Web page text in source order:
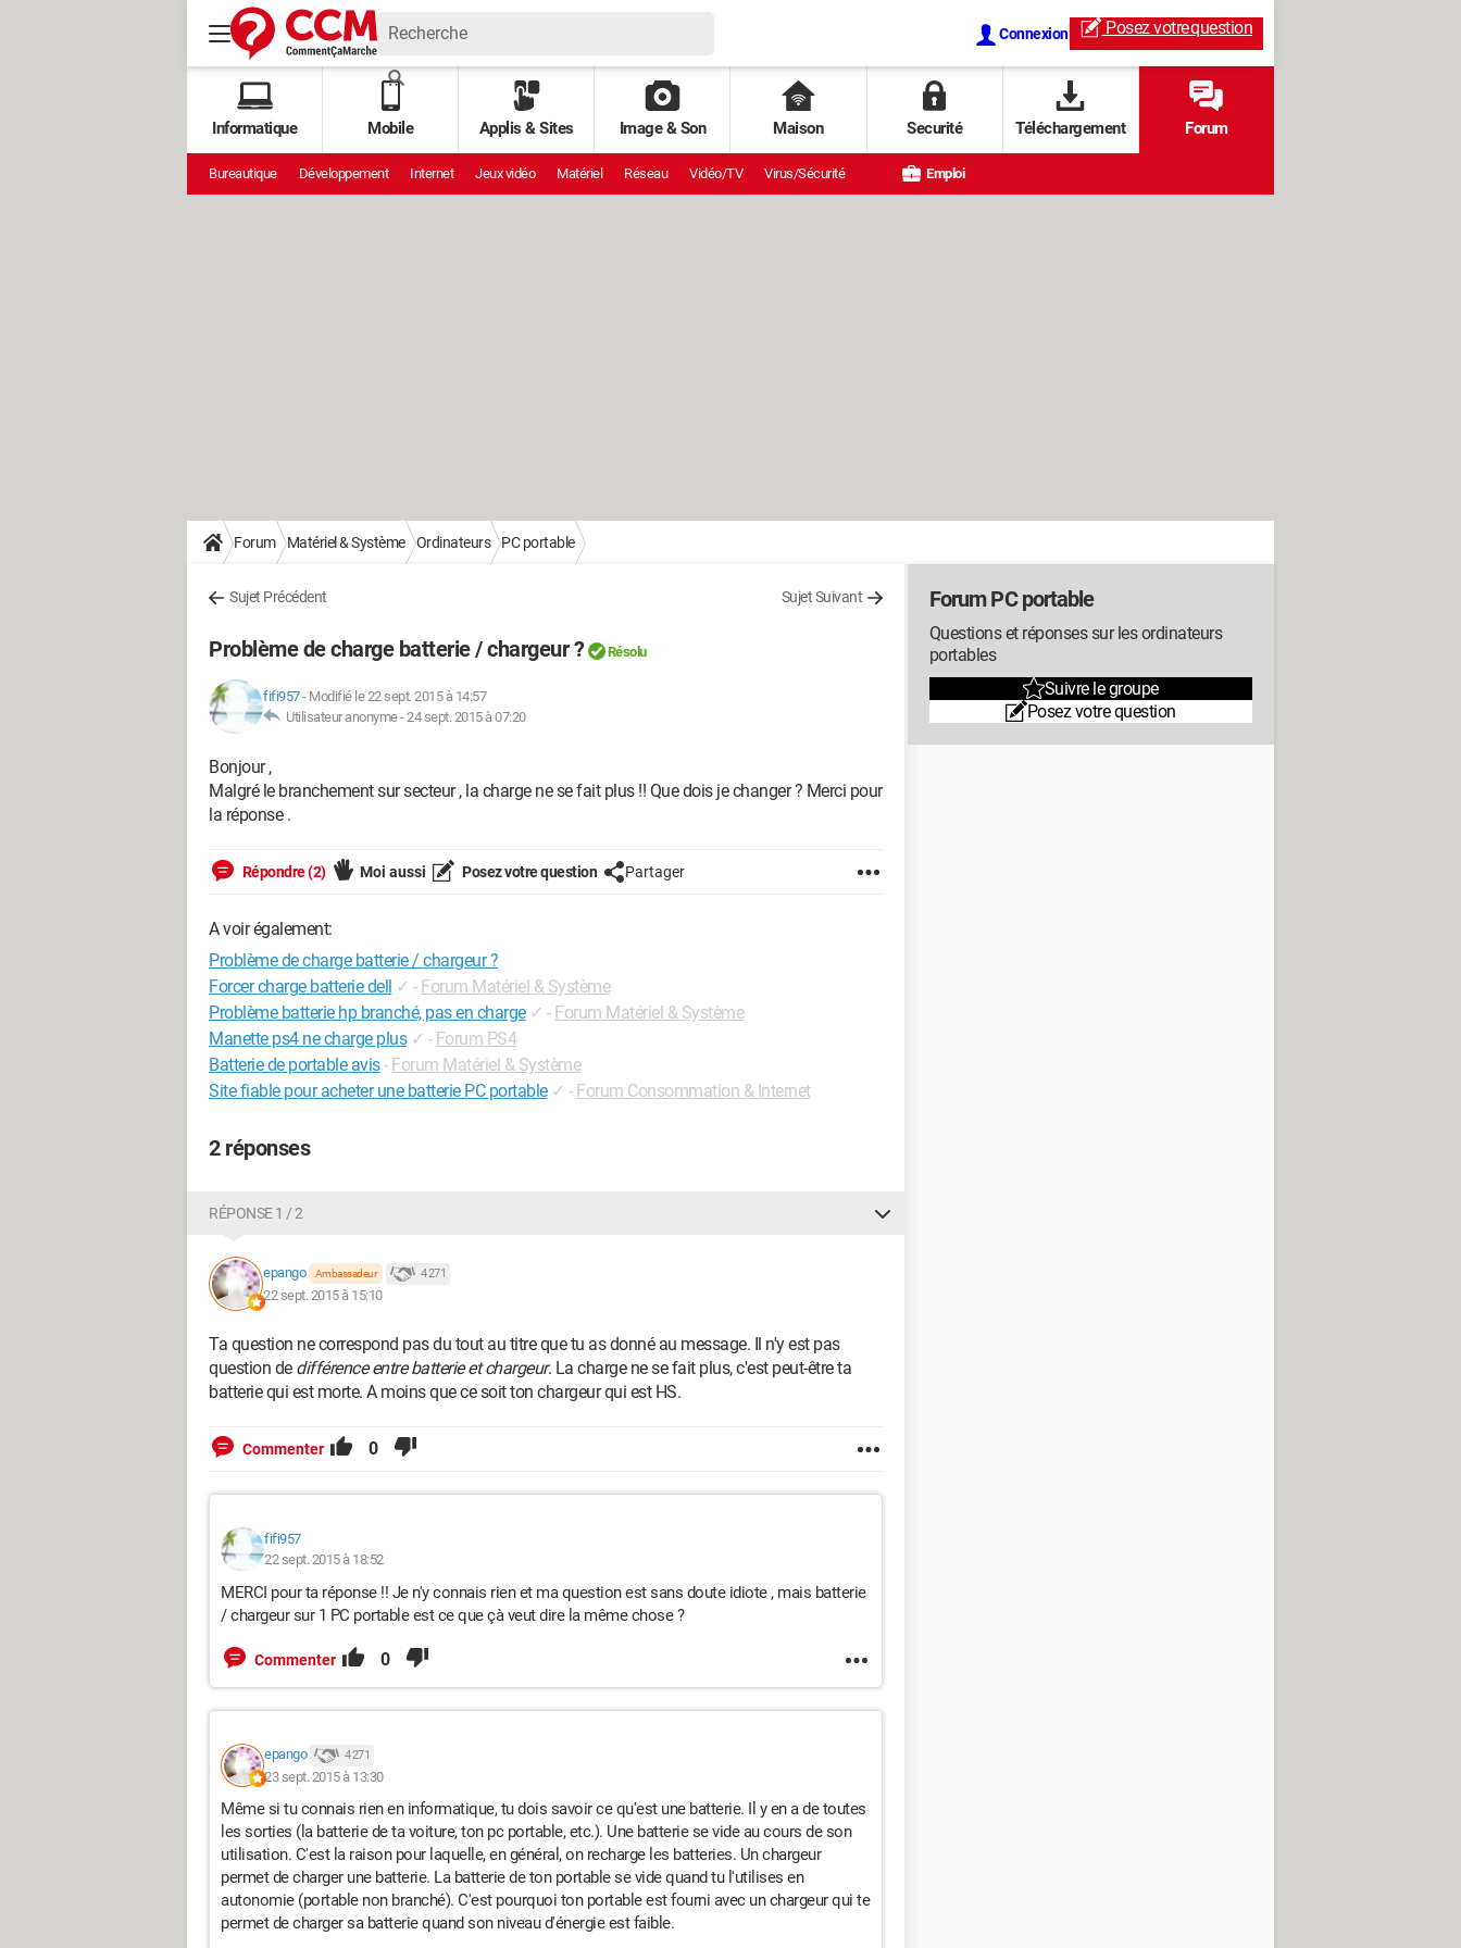
Connexion Posez votrequestion
Informatique Mobile Applis & Sites Image & Son Maison Securité Téléchargement Forum
Bureautique Développement Internet Jeux vidéo Matériel Réseau Vidéo/TV Virus/Sécurité Emploi
Forum Matériel & Système Ordinateurs PC portable
Sujet Précédent Sujet Suivant
Problème de charge batterie / chargeur ? Résolu
fifi957- Modifié le 22 sept. 2015 à 14:57
Utilisateur anonyme -24 sept. 2015 à 07:20
Bonjour ,
Malgré le branchement sur secteur , la charge ne se fait plus !! Que dois je changer ? Merci pour
la réponse .
Répondre (2) Moi aussi Posez votre question Partager
A voir également:
Problème de charge batterie / chargeur ?
Forcer charge batterie dell ✓ - Forum Matériel & Système
Problème batterie hp branché, pas en charge ✓ - Forum Matériel & Système
Manette ps4 ne charge plus ✓ - Forum PS4
Batterie de portable avis- Forum Matériel & Système
Site fiable pour acheter une batterie PC portable ✓ - Forum Consommation & Internet
2 réponses
RÉPONSE 1 / 2
epango Ambassadeur 4 271
22 sept. 2015 à 15:10
Ta question ne correspond pas du tout au titre que tu as donné au message. Il n'y est pas
question de différence entre batterie et chargeur. La charge ne se fait plus, c'est peut-être ta
batterie qui est morte. A moins que ce soit ton chargeur qui est HS.
Commenter 0
fifi957
22 sept. 2015 à 18:52
MERCI pour ta réponse !! Je n'y connais rien et ma question est sans doute idiote , mais batterie
/ chargeur sur 1 PC portable est ce que çà veut dire la même chose ?
Commenter 0
epango 4 271
23 sept. 2015 à 13:30
Même si tu connais rien en informatique, tu dois savoir ce qu'est une batterie. Il y en a de toutes
les sorties (la batterie de ta voiture, ton pc portable, etc.). Une batterie se vide au cours de son
utilisation. C'est la raison pour laquelle, en général, on recharge les batteries. Un chargeur
permet de charger une batterie. La batterie de ton portable se vide quand tu l'utilises en
autonomie (portable non branché). C'est pourquoi ton portable est fourni avec un chargeur qui te
permet de charger sa batterie quand son niveau d'énergie est faible.
Forum PC portable
Questions et réponses sur les ordinateurs
portables
Suivre le groupe
Posez votre question